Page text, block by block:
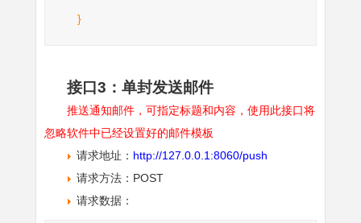
}
接口3：单封发送邮件
推送通知邮件，可指定标题和内容，使用此接口将
忽略软件中已经设置好的邮件模板
请求地址： http://127.0.0.1:8060/push
请求方法：POST
请求数据：